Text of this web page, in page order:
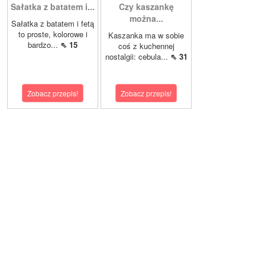
Sałatka z batatem i...
Sałatka z batatem i fetą
to proste, kolorowe i
bardzo... ⇖ 15
Zobacz przepis!
Czy kaszankę
można...
Kaszanka ma w sobie
coś z kuchennej
nostalgii: cebula... ⇖ 31
Zobacz przepis!